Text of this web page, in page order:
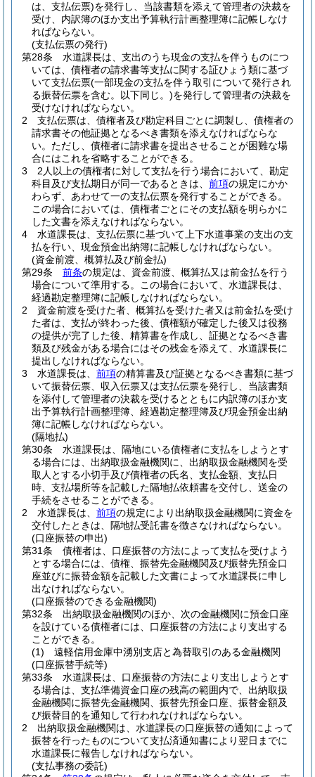
は、支払伝票)を発行し、当該書類を添えて管理者の決裁を
受け、内訳簿のほか支出予算執行計画整理簿に記帳しなけ
ればならない。
(支払伝票の発行)
第28条
水道課長は、支出のうち現金の支払を伴うものにつ
いては、債権者の請求書等支払に関する証ひょう類に基づ
いて支払伝票(一部現金の支払を伴う取引について発行され
る振替伝票を含む。以下同じ。)を発行して管理者の決裁を
受けなければならない。
2
支払伝票は、債権者及び勘定科目ごとに調製し、債権者の
請求書その他証拠となるべき書類を添えなければならな
い。 ただし、債権者に請求書を提出させることが困難な場
合にはこれを省略することができる。
3
2人以上の債権者に対して支払を行う場合において、勘定
科目及び支払期日が同一であるときは、 前項の規定にかか
わらず、あわせて一の支払伝票を発行することができる。
この場合においては、債権者ごとにその支払額を明らかに
した文書を添えなければならない。
4
水道課長は、支払伝票に基づいて上下水道事業の支出の支
払を行い、現金預金出納簿に記帳しなければならない。
(資金前渡、概算払及び前金払)
第29条
前条の規定は、資金前渡、概算払又は前金払を行う
場合について準用する。
この場合において、水道課長は、
経過勘定整理簿に記帳しなければならない。
2
資金前渡を受けた者、概算払を受けた者又は前金払を受け
た者は、支払が終わった後、債権額が確定した後又は役務
の提供が完了した後、精算書を作成し、証拠となるべき書
類及び残金がある場合にはその残金を添えて、水道課長に
提出しなければならない。
3
水道課長は、 前項の精算書及び証拠となるべき書類に基づ
いて振替伝票、収入伝票又は支払伝票を発行し、当該書類
を添付して管理者の決裁を受けるとともに内訳簿のほか支
出予算執行計画整理簿、経過勘定整理簿及び現金預金出納
簿に記帳しなければならない。
(隔地払)
第30条
水道課長は、隔地にいる債権者に支払をしようとす
る場合には、出納取扱金融機関に、出納取扱金融機関を受
取人とする小切手及び債権者の氏名、支払金額、支払日
時、支払場所等を記載した隔地払依頼書を交付し、送金の
手続をさせることができる。
2
水道課長は、 前項の規定により出納取扱金融機関に資金を
交付したときは、隔地払受託書を徴さなければならない。
(口座振替の申出)
第31条
債権者は、口座振替の方法によって支払を受けよう
とする場合には、債権、振替先金融機関及び振替先預金口
座並びに振替金額を記載した文書によって水道課長に申し
出なければならない。
(口座振替のできる金融機関)
第32条
出納取扱金融機関のほか、次の金融機関に預金口座
を設けている債権者には、口座振替の方法により支出する
ことができる。
(1)
遠軽信用金庫中湧別支店と為替取引のある金融機関
(口座振替手続等)
第33条
水道課長は、口座振替の方法により支出しようとす
る場合は、支払準備資金口座の残高の範囲内で、出納取扱
金融機関に振替先金融機関、振替先預金口座、振替金額及
び振替目的を通知して行われなければならない。
2
出納取扱金融機関は、水道課長の口座振替の通知によって
振替を行ったものについて支払済通知書により翌日までに
水道課長に報告しなければならない。
(支払事務の委託)